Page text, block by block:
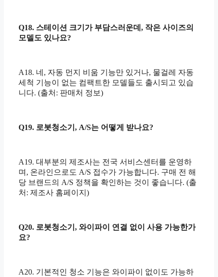
Q18. 스테이션 크기가 부담스러운데, 작은 사이즈의
모델도 있나요?
A18. 네, 자동 먼지 비움 기능만 있거나, 물걸레 자동
세척 기능이 없는 컴팩트한 모델들도 출시되고 있습
니다. (출처: 판매처 정보)
Q19. 로봇청소기, A/S는 어떻게 받나요?
A19. 대부분의 제조사는 전국 서비스센터를 운영하
며, 온라인으로도 A/S 접수가 가능합니다. 구매 전 해
당 브랜드의 A/S 정책을 확인하는 것이 좋습니다. (출
처: 제조사 홈페이지)
Q20. 로봇청소기, 와이파이 연결 없이 사용 가능한가
요?
A20. 기본적인 청소 기능은 와이파이 없이도 가능하